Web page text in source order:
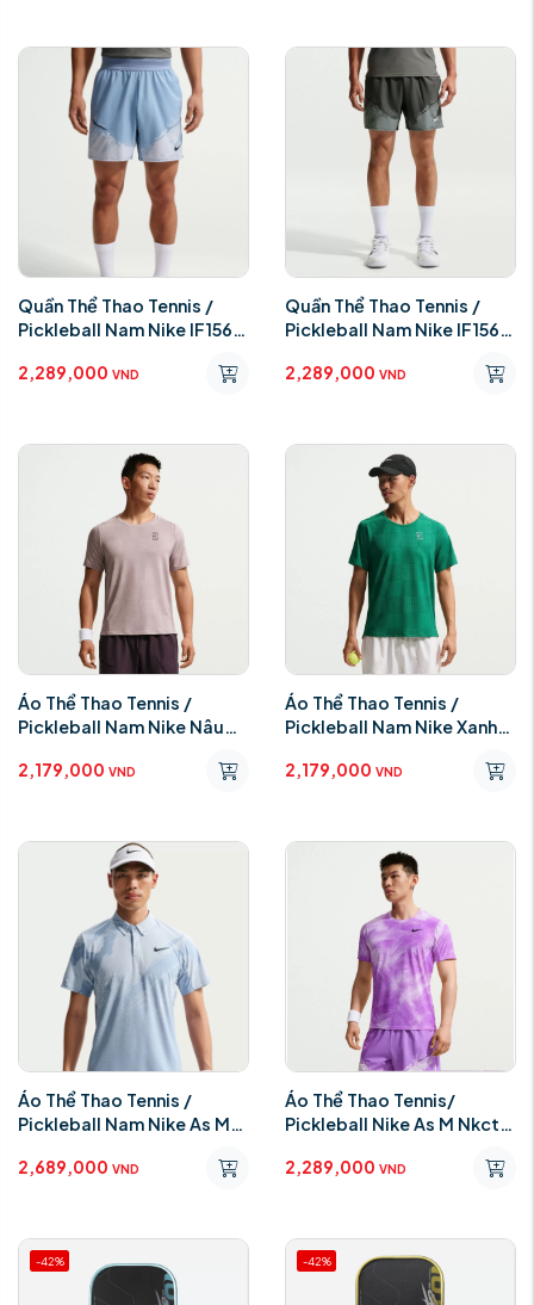
Quần Thể Thao Tennis /
Pickleball Nam Nike IF1561-
2,289,000 VND
Quần Thể Thao Tennis /
Pickleball Nam Nike IF1561-
2,289,000 VND
Áo Thể Thao Tennis /
Pickleball Nam Nike Nâu
2,179,000 VND
Áo Thể Thao Tennis /
Pickleball Nam Nike Xanh
2,179,000 VND
Áo Thể Thao Tennis /
Pickleball Nam Nike As M
2,689,000 VND
Áo Thể Thao Tennis/
Pickleball Nike As M Nkct
2,289,000 VND
-42% -42%